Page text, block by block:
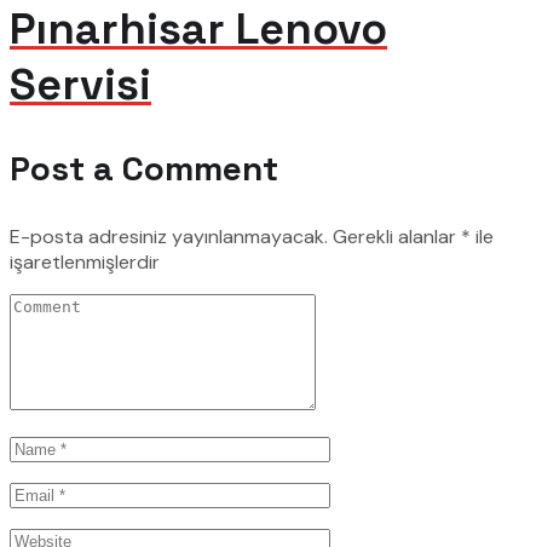
Pınarhisar Lenovo
Servisi
Post a Comment
E-posta adresiniz yayınlanmayacak. Gerekli alanlar * ile
işaretlenmişlerdir